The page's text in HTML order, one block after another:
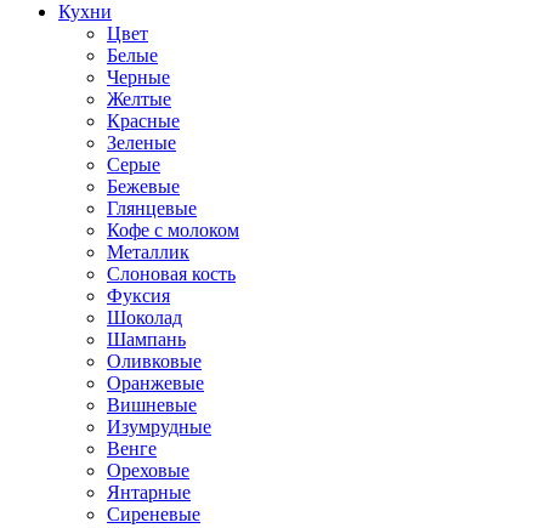
Кухни
Цвет
Белые
Черные
Желтые
Красные
Зеленые
Серые
Бежевые
Глянцевые
Кофе с молоком
Металлик
Слоновая кость
Фуксия
Шоколад
Шампань
Оливковые
Оранжевые
Вишневые
Изумрудные
Венге
Ореховые
Янтарные
Сиреневые